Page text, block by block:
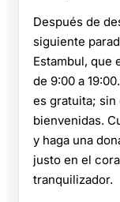
Después de
siguiente
Estambul, que
de 9:00 a
es gratuita; sin
bienvenidas.
y haga una
justo en el
tranquilizador.